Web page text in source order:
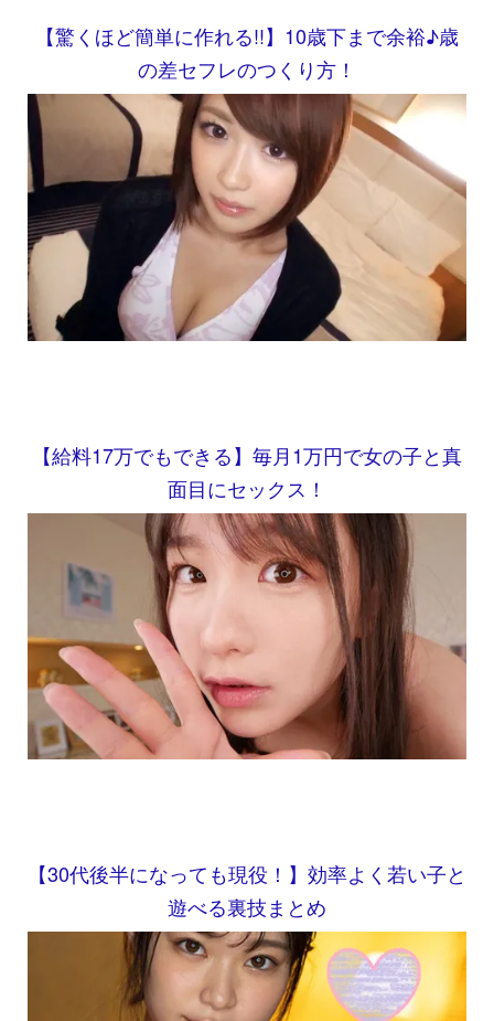
【驚くほど簡単に作れる!!】10歳下まで余裕♪歳
の差セフレのつくり方！
【給料17万でもできる】毎月1万円で女の子と真
面目にセックス！
【30代後半になっても現役！】効率よく若い子と
遊べる裏技まとめ